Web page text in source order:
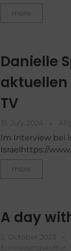
more
Danielle
aktuellen
TV
31. July 2024
Im Interview bei
Israelhttps://
more
A day
5. October 2023
Erinnerungskultur